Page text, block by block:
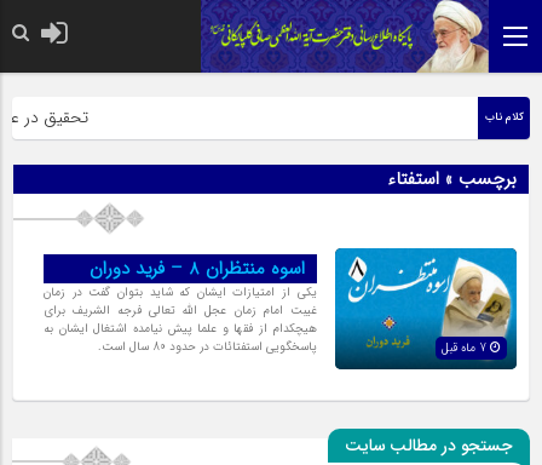
کلام ناب تحقیق در
برچسب » استفتاء
اسوه منتظران 8 – فرید دوران
یکی از امتیازات ایشان که شاید بتوان گفت در زمان
غیبت امام زمان عجل الله تعالی فرجه الشریف برای
هیچکدام از فقها و علما پیش نیامده اشتغال ایشان به
پاسخگویی استفتائات در حدود 80 سال است.
جستجو در مطالب سایت